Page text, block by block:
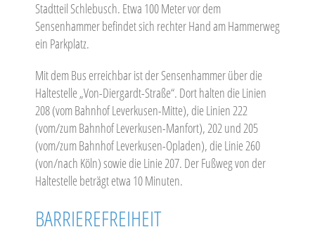
Stadtteil Schlebusch. Etwa 100 Meter vor dem
Sensenhammer befindet sich rechter Hand am Hammerweg
ein Parkplatz.
Mit dem Bus erreichbar ist der Sensenhammer über die
Haltestelle „Von-Diergardt-Straße“. Dort halten die Linien
208 (vom Bahnhof Leverkusen-Mitte), die Linien 222
(vom/zum Bahnhof Leverkusen-Manfort), 202 und 205
(vom/zum Bahnhof Leverkusen-Opladen), die Linie 260
(von/nach Köln) sowie die Linie 207. Der Fußweg von der
Haltestelle beträgt etwa 10 Minuten.
BARRIEREFREIHEIT